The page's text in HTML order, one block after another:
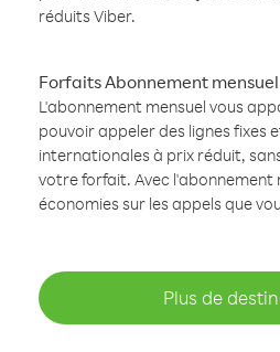
réduits Viber.
Forfaits Abonnement mensuel
L'abonnement mensuel vous
pouvoir appeler des lignes fixes
internationales à prix réduit,
votre forfait. Avec l'abonnement
économies sur les appels que
Plus de